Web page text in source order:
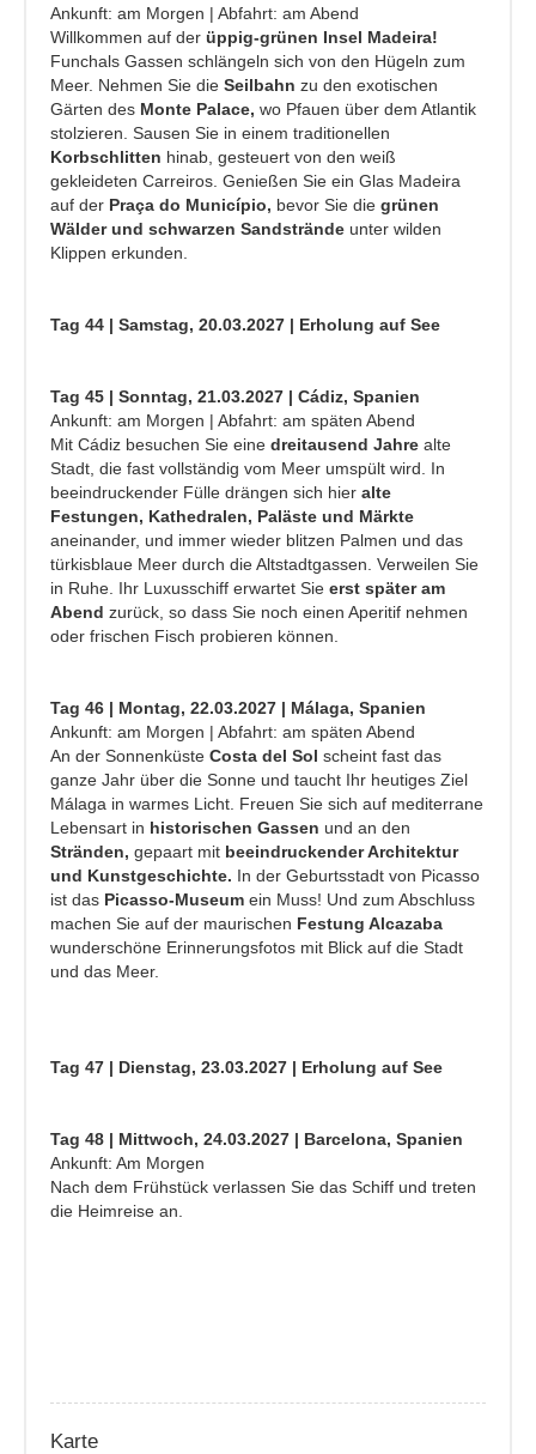
Ankunft: am Morgen | Abfahrt: am Abend
Willkommen auf der üppig-grünen Insel Madeira!
Funchals Gassen schlängeln sich von den Hügeln zum
Meer. Nehmen Sie die Seilbahn zu den exotischen
Gärten des Monte Palace, wo Pfauen über dem Atlantik
stolzieren. Sausen Sie in einem traditionellen
Korbschlitten hinab, gesteuert von den weiß
gekleideten Carreiros. Genießen Sie ein Glas Madeira
auf der Praça do Município, bevor Sie die grünen
Wälder und schwarzen Sandstrände unter wilden
Klippen erkunden.
Tag 44 | Samstag, 20.03.2027 | Erholung auf See
Tag 45 | Sonntag, 21.03.2027 | Cádiz, Spanien
Ankunft: am Morgen | Abfahrt: am späten Abend
Mit Cádiz besuchen Sie eine dreitausend Jahre alte
Stadt, die fast vollständig vom Meer umspült wird. In
beeindruckender Fülle drängen sich hier alte
Festungen, Kathedralen, Paläste und Märkte
aneinander, und immer wieder blitzen Palmen und das
türkisblaue Meer durch die Altstadtgassen. Verweilen Sie
in Ruhe. Ihr Luxusschiff erwartet Sie erst später am
Abend zurück, so dass Sie noch einen Aperitif nehmen
oder frischen Fisch probieren können.
Tag 46 | Montag, 22.03.2027 | Málaga, Spanien
Ankunft: am Morgen | Abfahrt: am späten Abend
An der Sonnenküste Costa del Sol scheint fast das
ganze Jahr über die Sonne und taucht Ihr heutiges Ziel
Málaga in warmes Licht. Freuen Sie sich auf mediterrane
Lebensart in historischen Gassen und an den
Stränden, gepaart mit beeindruckender Architektur
und Kunstgeschichte. In der Geburtsstadt von Picasso
ist das Picasso-Museum ein Muss! Und zum Abschluss
machen Sie auf der maurischen Festung Alcazaba
wunderschöne Erinnerungsfotos mit Blick auf die Stadt
und das Meer.
Tag 47 | Dienstag, 23.03.2027 | Erholung auf See
Tag 48 | Mittwoch, 24.03.2027 | Barcelona, Spanien
Ankunft: Am Morgen
Nach dem Frühstück verlassen Sie das Schiff und treten
die Heimreise an.
Karte